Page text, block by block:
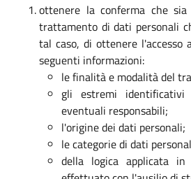
ottenere la conferma che
trattamento di dati personali
tal caso, di ottenere l'accesso
seguenti informazioni:
le finalità e modalità del
gli estremi
eventuali responsabili;
l'origine dei dati personali;
le categorie di dati
della logica applicata